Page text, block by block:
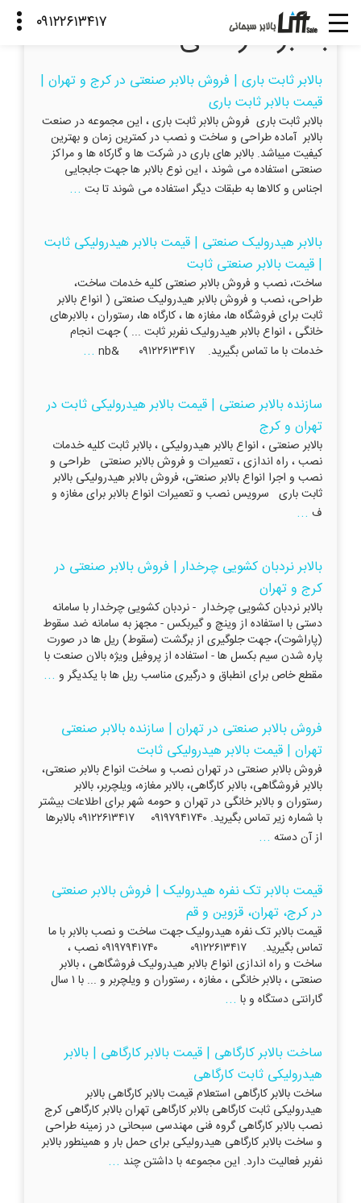
بالابر کارگاهی
بالابر ثابت باری | فروش بالابر صنعتی در کرج و تهران |
قیمت بالابر ثابت باری
بالابر ثابت باری فروش بالابر ثابت باری ، این مجموعه در صنعت
بالابر آماده طراحی و ساخت و نصب در کمترین زمان و بهترین
کیفیت میباشد. بالابر های باری در شرکت ها و گارکاه ها و مراکز
صنعتی استفاده می شوند ، این نوع بالابر ها جهت جابجایی
اجناس و کالاها به طبقات دیگر استفاده می شوند تا بت ...
بالابر هیدرولیک صنعتی | قیمت بالابر هیدرولیکی ثابت
| قیمت بالابر صنعتی ثابت
ساخت، نصب و فروش بالابر صنعتی کلیه خدمات ساخت،
طراحی، نصب و فروش بالابر هیدرولیک صنعتی ( انواع بالابر
ثابت برای فروشگاه ها، مغازه ها ، کارگاه ها، رستوران ، بالابرهای
خانگی ، انواع بالابر هیدرولیک نفربر ثابت ... ) جهت انجام
خدمات با ما تماس بگیرید. ۰۹۱۲۲۶۱۳۴۱۷ &nb
...
سازنده بالابر صنعتی | قیمت بالابر هیدرولیکی ثابت در
تهران و کرج
بالابر صنعتی ، انواع بالابر هیدرولیکی ، بالابر ثابت کلیه خدمات
نصب ، راه اندازی ، تعمیرات و فروش بالابر صنعتی طراحی و
نصب و اجرا انواع بالابر صنعتی، فروش بالابر هیدرولیکی بالابر
ثابت باری سرویس نصب و تعمیرات انواع بالابر برای مغازه و
ف ...
بالابر نردبان کشویی چرخدار | فروش بالابر صنعتی در
کرج و تهران
بالابر نردبان کشویی چرخدار - نردبان کشویی چرخدار با سامانه
دستی با استفاده از وینچ و گیربکس - مجهز به سامانه ضد سقوط
(پاراشوت)، جهت جلوگیری از برگشت (سقوط) ریل ها در صورت
پاره شدن سیم بکسل ها - استفاده از پروفیل ویژه بالان صنعت با
مقطع خاص برای انطباق و درگیری مناسب ریل ها با یکدیگر و ...
فروش بالابر صنعتی در تهران | سازنده بالابر صنعتی
تهران | قیمت بالابر هیدرولیکی ثابت
فروش بالابر صنعتی در تهران نصب و ساخت انواع بالابر صنعتی،
بالابر فروشگاهی، بالابر کارگاهی، بالابر مغازه، ویلچربر، بالابر
رستوران و بالابر خانگی در تهران و حومه شهر برای اطلاعات بیشتر
با شماره زیر تماس بگیرید. ۰۹۱۹۷۹۴۱۷۴۰ ۰۹۱۲۲۶۱۳۴۱۷ بالابرها
از آن دسته ...
قیمت بالابر تک نفره هیدرولیک | فروش بالابر صنعتی
در کرج، تهران، قزوین و قم
قیمت بالابر تک نفره هیدرولیک جهت ساخت و نصب بالابر با ما
تماس بگیرید. ۰۹۱۲۲۶۱۳۴۱۷ ۰۹۱۹۷۹۴۱۷۴۰ نصب ،
ساخت و راه اندازی انواع بالابر هیدرولیک فروشگاهی ، بالابر
صنعتی ، بالابر خانگی ، مغازه ، رستوران و ویلچربر و ... با ۱ سال
گارانتی دستگاه و با ...
ساخت بالابر کارگاهی | قیمت بالابر کارگاهی | بالابر
هیدرولیکی ثابت کارگاهی
ساخت بالابر کارگاهی استعلام قیمت بالابر کارگاهی بالابر
هیدرولیکی ثابت کارگاهی بالابر کارگاهی تهران بالابر کارگاهی کرج
نصب بالابر کارگاهی گروه فنی مهندسی سبحانی در زمینه طراحی
و ساخت بالابر کارگاهی هیدرولیکی برای حمل بار و همینطور بالابر
نفربر فعالیت دارد. این مجموعه با داشتن چند ...